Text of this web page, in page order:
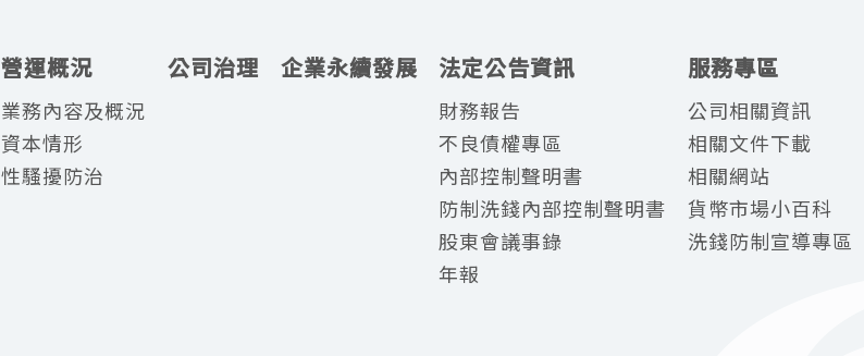
營運概況
業務內容及概況
資本情形
性騷擾防治
公司治理 企業永續發展 法定公告資訊
財務報告
不良債權專區
內部控制聲明書
防制洗錢內部控制聲明書
股東會議事錄
年報
服務專區
公司相關資訊
相關文件下載
相關網站
貨幣市場小百科
洗錢防制宣導專區